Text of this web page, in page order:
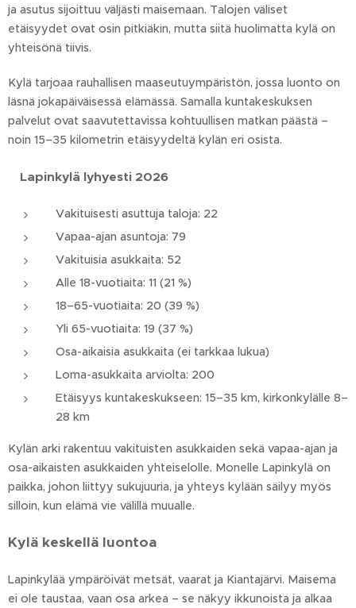
ja asutus sijoittuu väljästi maisemaan. Talojen väliset
etäisyydet ovat osin pitkiäkin, mutta siitä huolimatta kylä on
yhteisönä tiivis.
Kylä tarjoaa rauhallisen maaseutuympäristön, jossa luonto on
läsnä jokapäiväisessä elämässä. Samalla kuntakeskuksen
palvelut ovat saavutettavissa kohtuullisen matkan päästä –
noin 15–35 kilometrin etäisyydeltä kylän eri osista.
Lapinkylä lyhyesti 2026
Vakituisesti asuttuja taloja: 22
Vapaa-ajan asuntoja: 79
Vakituisia asukkaita: 52
Alle 18-vuotiaita: 11 (21 %)
18–65-vuotiaita: 20 (39 %)
Yli 65-vuotiaita: 19 (37 %)
Osa-aikaisia asukkaita (ei tarkkaa lukua)
Loma-asukkaita arviolta: 200
Etäisyys kuntakeskukseen: 15–35 km, kirkonkylälle 8–
28 km
Kylän arki rakentuu vakituisten asukkaiden sekä vapaa-ajan ja
osa-aikaisten asukkaiden yhteiselolle. Monelle Lapinkylä on
paikka, johon liittyy sukujuuria, ja yhteys kylään säilyy myös
silloin, kun elämä vie välillä muualle.
Kylä keskellä luontoa
Lapinkylää ympäröivät metsät, vaarat ja Kiantajärvi. Maisema
ei ole taustaa, vaan osa arkea – se näkyy ikkunoista ja alkaa